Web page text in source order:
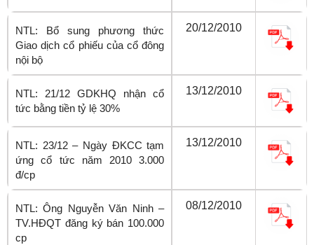
NTL: Bổ sung phương thức
Giao dịch cổ phiếu của cổ đông
nội bộ
20/12/2010
NTL: 21/12 GDKHQ nhận cổ
tức bằng tiền tỷ lệ 30%
13/12/2010
NTL: 23/12 – Ngày ĐKCC tạm
ứng cổ tức năm 2010 3.000
đ/cp
13/12/2010
NTL: Ông Nguyễn Văn Ninh –
TV.HĐQT đăng ký bán 100.000
cp
08/12/2010